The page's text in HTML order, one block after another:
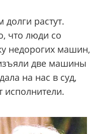
растут.
что люди со
недорогих машин,
две машины
на нас в суд,